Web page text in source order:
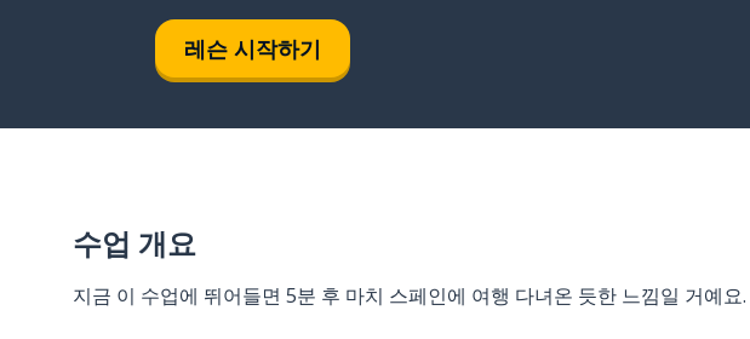
레슨 시작하기
수업 개요
지금 이 수업에 뛰어들면 5분 후 마치 스페인에 여행 다녀온 듯한 느낌일 거예요.